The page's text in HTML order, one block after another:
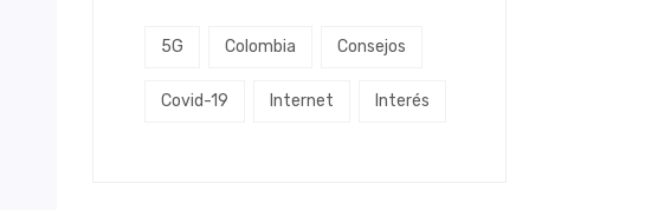
5G Colombia Consejos
Covid-19 Internet Interés